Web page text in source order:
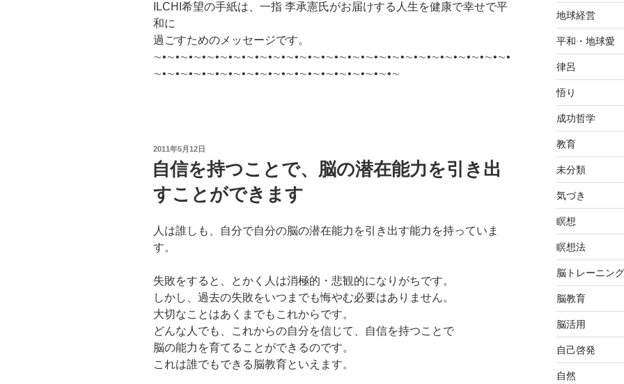
ILCHI希望の手紙は、一指 李承憲氏がお届けする人生を健康で幸せで平
和に
過ごすためのメッセージです。
∼•∼•∼•∼•∼•∼•∼•∼•∼•∼•∼•∼•∼•∼•∼•∼•∼•∼•∼•∼•∼•∼•∼•∼•∼•∼•∼•
∼•∼•∼•∼•∼•∼•∼•∼•∼•∼•∼•∼•∼•∼•∼•∼•∼•∼•∼
投
稿
日:
2011年5月12日
自信を持つことで、脳の潜在能力を引き出
すことができます
人は誰しも、自分で自分の脳の潜在能力を引き出す能力を持っていま
す。
失敗をすると、とかく人は消極的・悲観的になりがちです。
しかし、過去の失敗をいつまでも悔やむ必要はありません。
大切なことはあくまでもこれからです。
どんな人でも、これからの自分を信じて、自信を持つことで
脳の能力を育てることができるのです。
これは誰でもできる脳教育といえます。
地球経営
平和・地球愛
律呂
悟り
成功哲学
教育
未分類
気づき
瞑想
瞑想法
脳トレーニング
脳教育
脳活用
自己啓発
自然